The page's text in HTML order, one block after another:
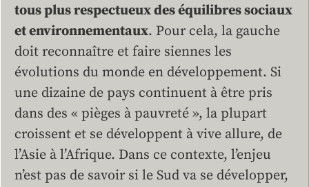
tous plus respectueux des équilibres sociaux
et environnementaux. Pour cela, la gauche
doit reconnaître et faire siennes les
évolutions du monde en développement. Si
une dizaine de pays continuent à être pris
dans des « pièges à pauvreté », la plupart
croissent et se développent à vive allure, de
l’Asie à l’Afrique. Dans ce contexte, l’enjeu
n’est pas de savoir si le Sud va se développer,